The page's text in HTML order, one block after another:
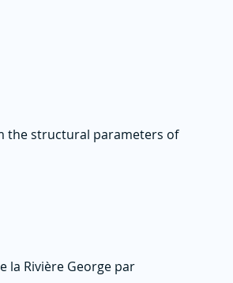
the structural parameters of
la Rivière George par